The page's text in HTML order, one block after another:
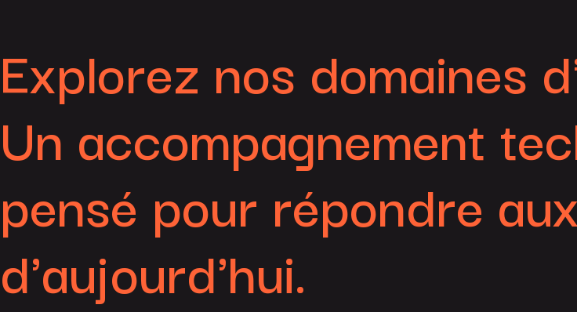
Explorez nos domaines
Un accompagnement
pensé pour répondre
d'aujourd'hui.